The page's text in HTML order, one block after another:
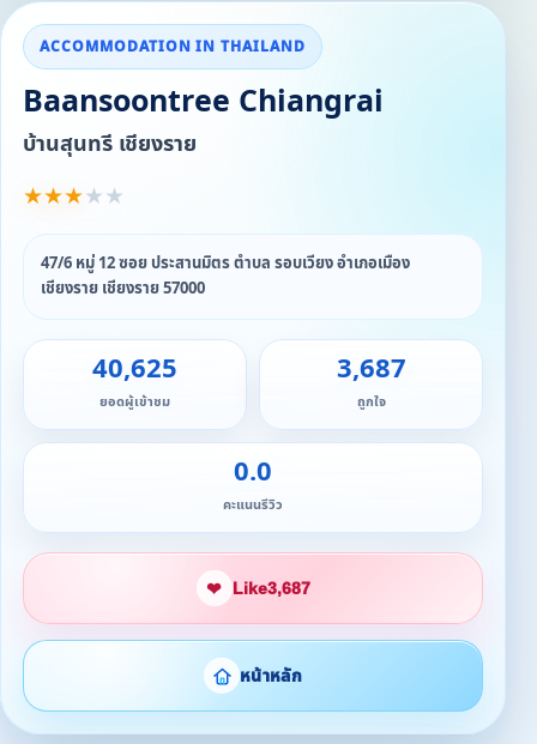
ACCOMMODATION IN THAILAND
Baansoontree Chiangrai
บ้านสุนทรี เชียงราย
★★★★★
47/6 หมู่ 12 ซอย ประสานมิตร ตำบล รอบเวียง อำเภอเมือง
เชียงราย เชียงราย 57000
40,625
ยอดผู้เข้าชม
3,687
ถูกใจ
0.0
คะแนนรีวิว
❤ Like3,687
หน้าหลัก